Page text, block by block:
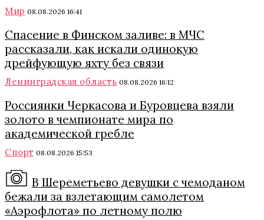
Мир 08.08.2026 16:41
Спасение в Финском заливе: в МЧС
рассказали, как искали одинокую
дрейфующую яхту без связи
Ленинградская область 08.08.2026 16:12
Россиянки Черкасова и Буровцева взяли
золото в чемпионате мира по
академической гребле
Спорт 08.08.2026 15:53
В Шереметьево девушки с чемоданом
бежали за взлетающим самолетом
«Аэрофлота» по летному полю